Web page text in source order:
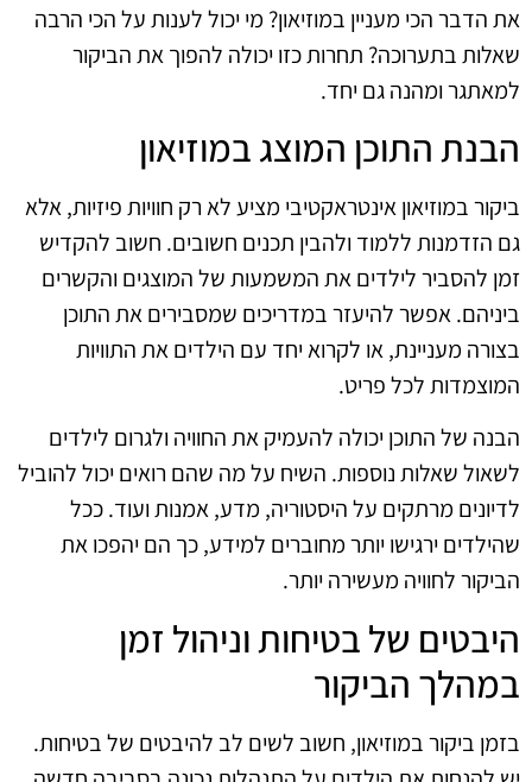
את הדבר הכי מעניין במוזיאון? מי יכול לענות על הכי הרבה
שאלות בתערוכה? תחרות כזו יכולה להפוך את הביקור
למאתגר ומהנה גם יחד.
הבנת התוכן המוצג במוזיאון
ביקור במוזיאון אינטראקטיבי מציע לא רק חוויות פיזיות, אלא
גם הזדמנות ללמוד ולהבין תכנים חשובים. חשוב להקדיש
זמן להסביר לילדים את המשמעות של המוצגים והקשרים
ביניהם. אפשר להיעזר במדריכים שמסבירים את התוכן
בצורה מעניינת, או לקרוא יחד עם הילדים את התוויות
המוצמדות לכל פריט.
הבנה של התוכן יכולה להעמיק את החוויה ולגרום לילדים
לשאול שאלות נוספות. השיח על מה שהם רואים יכול להוביל
לדיונים מרתקים על היסטוריה, מדע, אמנות ועוד. ככל
שהילדים ירגישו יותר מחוברים למידע, כך הם יהפכו את
הביקור לחוויה מעשירה יותר.
היבטים של בטיחות וניהול זמן
במהלך הביקור
בזמן ביקור במוזיאון, חשוב לשים לב להיבטים של בטיחות.